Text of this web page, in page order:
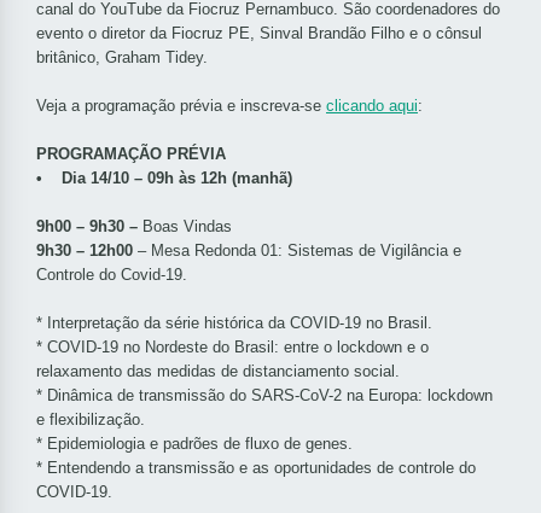
canal do YouTube da Fiocruz Pernambuco. São coordenadores do
evento o diretor da Fiocruz PE, Sinval Brandão Filho e o cônsul
britânico, Graham Tidey.
Veja a programação prévia e inscreva-se clicando aqui:
PROGRAMAÇÃO PRÉVIA
• Dia 14/10 – 09h às 12h (manhã)
9h00 – 9h30 – Boas Vindas
9h30 – 12h00 – Mesa Redonda 01: Sistemas de Vigilância e
Controle do Covid-19.
* Interpretação da série histórica da COVID-19 no Brasil.
* COVID-19 no Nordeste do Brasil: entre o lockdown e o
relaxamento das medidas de distanciamento social.
* Dinâmica de transmissão do SARS-CoV-2 na Europa: lockdown
e flexibilização.
* Epidemiologia e padrões de fluxo de genes.
* Entendendo a transmissão e as oportunidades de controle do
COVID-19.